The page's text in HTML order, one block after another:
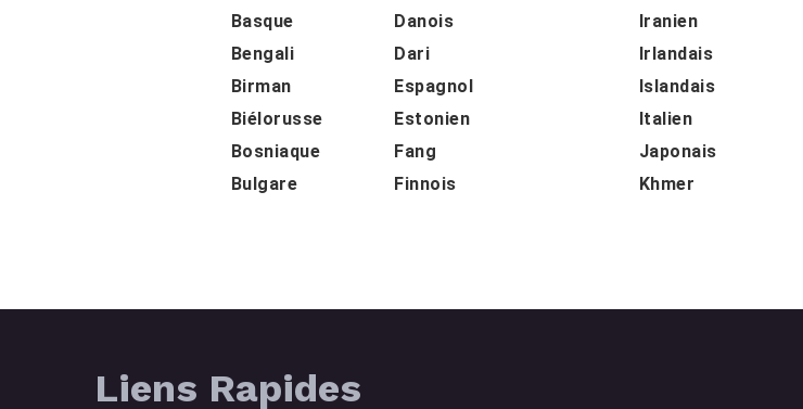
Basque
Bengali
Birman
Biélorusse
Bosniaque
Bulgare
Danois
Dari
Espagnol
Estonien
Fang
Finnois
Iranien
Irlandais
Islandais
Italien
Japonais
Khmer
Liens Rapides